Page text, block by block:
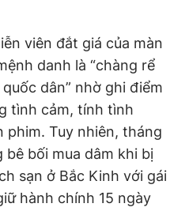
viên đắt giá của màn
danh là “chàng rể
dân” nhờ ghi điểm
tình cảm, tính tình
phim. Tuy nhiên, tháng
bê bối mua dâm khi bị
sạn ở Bắc Kinh với gái
hành chính 15 ngày